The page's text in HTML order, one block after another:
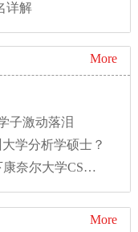
详解
More
子激动落泪
学分析学硕士？
凸显科研强项！美本Q同学成功拿下康奈尔大学CS硕士录取！
More